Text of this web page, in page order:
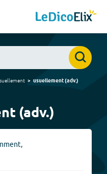
usuellement(adv.)
(adv.)